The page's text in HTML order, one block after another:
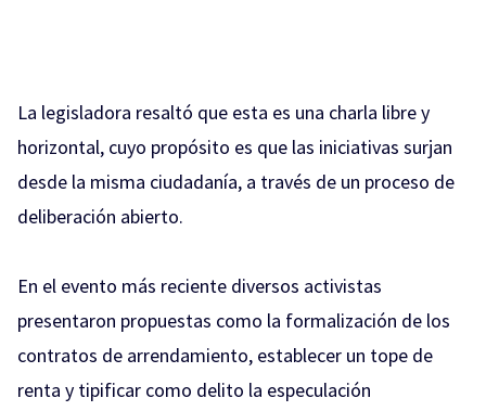
La legisladora resaltó que esta es una charla libre y
horizontal, cuyo propósito es que las iniciativas surjan
desde la misma ciudadanía, a través de un proceso de
deliberación abierto.
En el evento más reciente diversos activistas
presentaron propuestas como la formalización de los
contratos de arrendamiento, establecer un tope de
renta y tipificar como delito la especulación